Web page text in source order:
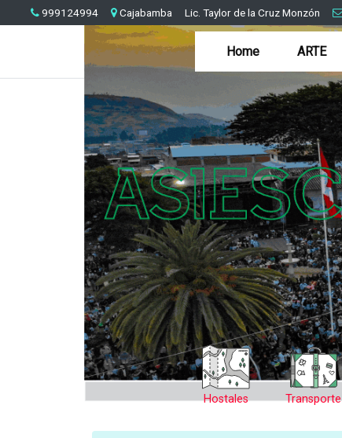
999124994 Cajabamba Lic. Taylor de la Cruz Monzón
Home ARTE
Hostales Transporte